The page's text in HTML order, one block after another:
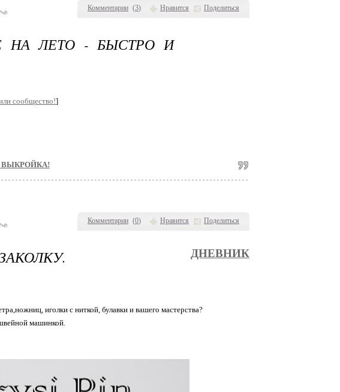
Комментарии (3) Нравится Поделиться
Комментарии (0) Нравится Поделиться
НА ЛЕТО - БЫСТРО И
сообщество!]
ДНЕВНИК
иголки с ниткой, булавки и вашего мастерства?
машинкой.